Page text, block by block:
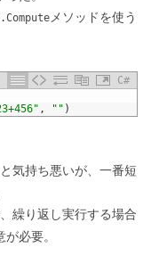
メソッドを使う
C#
, "" )
気持ち悪いが、一番短
繰り返し実行する場合
必要。